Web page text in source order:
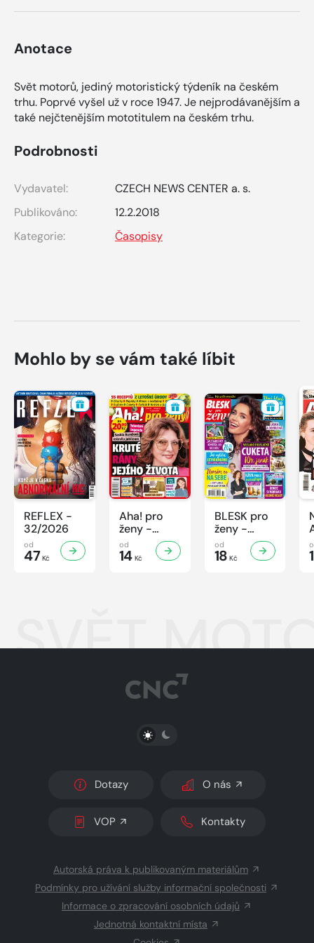
Anotace
Svět motorů, jediný motoristický týdeník na českém
trhu. Poprvé vyšel už v roce 1947. Je nejprodávanějším a
také nejčtenějším mototitulem na českém trhu.
Podrobnosti
Vydavatel:
CZECH NEWS CENTER a. s.
Publikováno:
12.2.2018
Kategorie:
Časopisy
Mohlo by se vám také líbit
REFLEX -
32/2026
od
47 Kč
Aha! pro
ženy -
32/2026
od
14Kč
BLESK pro
ženy -
32/2026
od
18 Kč
SVĚT
PŘEPNOUT SVĚTLÝ/TMAVÝ REŽIM
Dotazy O nás
VOP Kontakty
Autorská práva k publikovaným materiálům
Podmínky pro užívání služby informační společnosti
Informace o zpracování osobních údajů
Jednotná kontaktní místa